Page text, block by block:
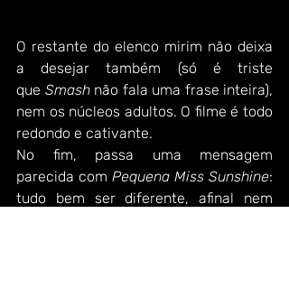
O restante do elenco mirim não deixa
a desejar também (só é triste
que Smash não fala uma frase inteira),
nem os núcleos adultos. O filme é todo
redondo e cativante.
No fim, passa uma mensagem
parecida com Pequena Miss Sunshine:
tudo bem ser diferente, afinal nem